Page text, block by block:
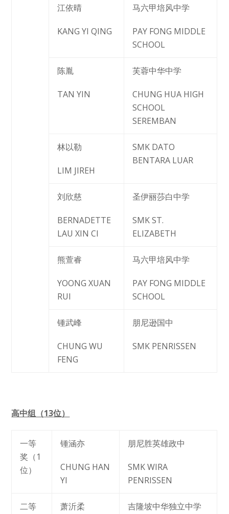
江依晴
KANG YI QING
马六甲培风中学
PAY FONG MIDDLE
SCHOOL
陈胤
TAN YIN
芙蓉中华中学
CHUNG HUA HIGH
SCHOOL
SEREMBAN
林以勒
LIM JIREH
SMK DATO
BENTARA LUAR
刘欣慈
BERNADETTE
LAU XIN CI
圣伊丽莎白中学
SMK ST.
ELIZABETH
熊萱睿
YOONG XUAN
RUI
马六甲培风中学
PAY FONG MIDDLE
SCHOOL
锺武峰
CHUNG WU
FENG
朋尼逊国中
SMK PENRISSEN
高中组（13位）
一等
奖（1
位）
锺涵亦
CHUNG HAN
YI
朋尼胜英雄政中
SMK WIRA
PENRISSEN
二等
萧沂柔 吉隆坡中华独立中学